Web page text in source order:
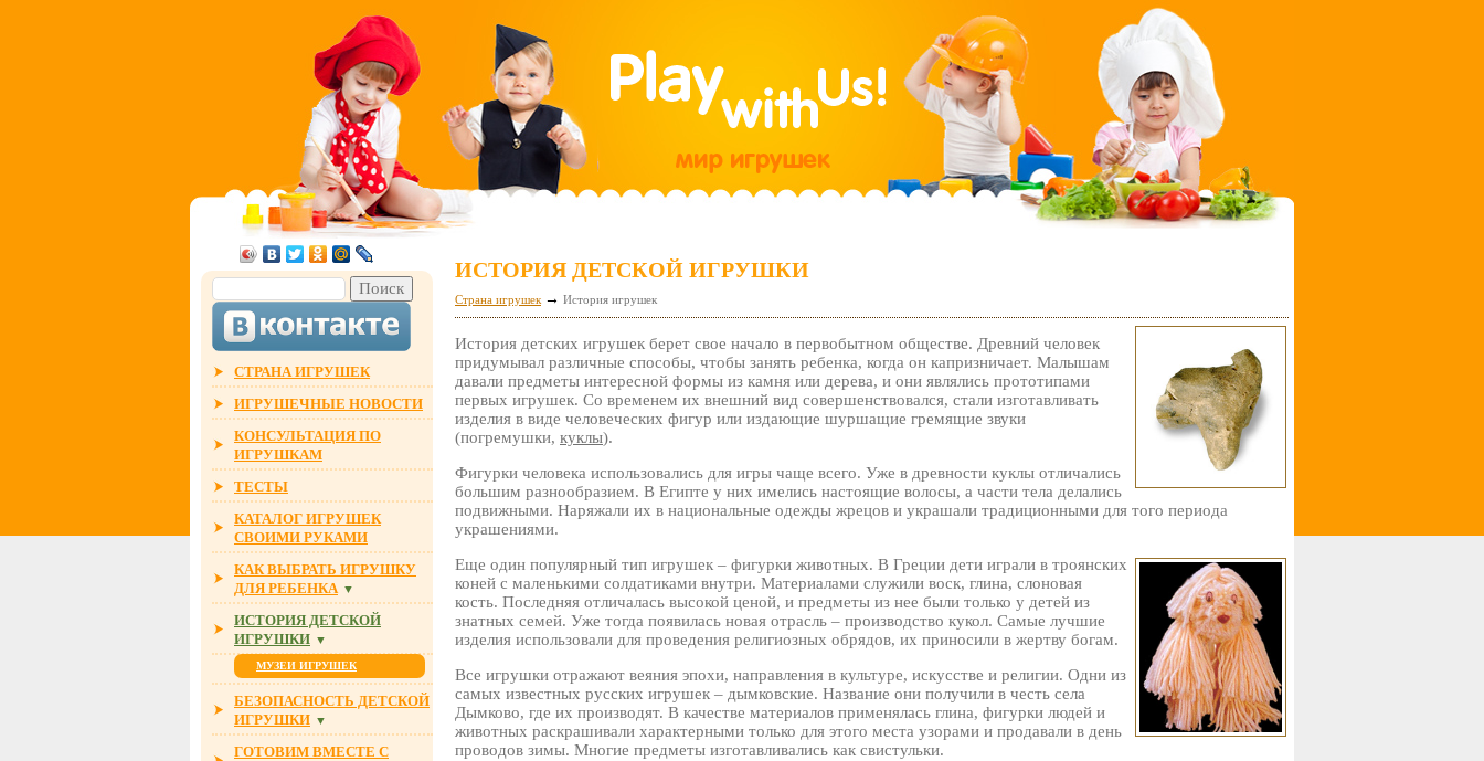
СТРАНА ИГРУШЕК
ИГРУШЕЧНЫЕ НОВОСТИ
КОНСУЛЬТАЦИЯ ПО
ИГРУШКАМ
ТЕСТЫ
КАТАЛОГ ИГРУШЕК
СВОИМИ РУКАМИ
КАК ВЫБРАТЬ ИГРУШКУ
ДЛЯ РЕБЕНКА ▼
ИСТОРИЯ ДЕТСКОЙ
ИГРУШКИ ▼
МУЗЕИ ИГРУШЕК
БЕЗОПАСНОСТЬ ДЕТСКОЙ
ИГРУШКИ ▼
ГОТОВИМ ВМЕСТЕ С
ИСТОРИЯ ДЕТСКОЙ ИГРУШКИ
Страна игрушек → История игрушек
История детских игрушек берет свое начало в первобытном обществе. Древний человек
придумывал различные способы, чтобы занять ребенка, когда он капризничает. Малышам
давали предметы интересной формы из камня или дерева, и они являлись прототипами
первых игрушек. Со временем их внешний вид совершенствовался, стали изготавливать
изделия в виде человеческих фигур или издающие шуршащие гремящие звуки
(погремушки, куклы).
Фигурки человека использовались для игры чаще всего. Уже в древности куклы отличались
большим разнообразием. В Египте у них имелись настоящие волосы, а части тела делались
подвижными. Наряжали их в национальные одежды жрецов и украшали традиционными для того периода
украшениями.
Еще один популярный тип игрушек – фигурки животных. В Греции дети играли в троянских
коней с маленькими солдатиками внутри. Материалами служили воск, глина, слоновая
кость. Последняя отличалась высокой ценой, и предметы из нее были только у детей из
знатных семей. Уже тогда появилась новая отрасль – производство кукол. Самые лучшие
изделия использовали для проведения религиозных обрядов, их приносили в жертву богам.
Все игрушки отражают веяния эпохи, направления в культуре, искусстве и религии. Одни из
самых известных русских игрушек – дымковские. Название они получили в честь села
Дымково, где их производят. В качестве материалов применялась глина, фигурки людей и
животных раскрашивали характерными только для этого места узорами и продавали в день
проводов зимы. Многие предметы изготавливались как свистульки.